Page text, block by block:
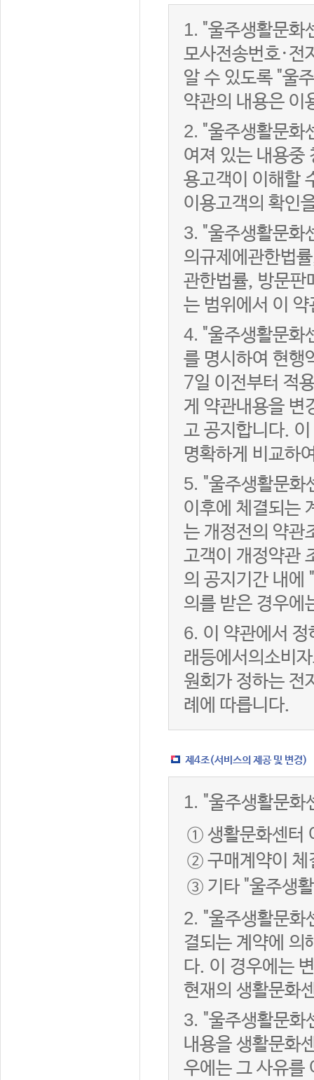
1. "울주생활문화
모사전송번호·전
알 수 있도록 "울
약관의 내용은 이
2. "울주생활문화
여져 있는 내용중
용고객이 이해할
이용고객의 확인
3. "울주생활문화
의규제에관한법
관한법률, 방문판
는 범위에서 이
4. "울주생활문화
를 명시하여 현행
7일 이전부터 적
게 약관내용을 변
고 공지합니다.
명확하게 비교하
5. "울주생활문화
이후에 체결되는
는 개정전의 약관
고객이 개정약관
의 공지기간 내에
의를 받은 경우에
6. 이 약관에서
래등에서의소비
원회가 정하는 전
례에 따릅니다.
제4조(서비스의 제공 및 변경)
1. "울주생활문화
① 생활문화센터
② 구매계약이 체
③ 기타 "울주생
2. "울주생활문화
결되는 계약에 의
다. 이 경우에는
현재의 생활문화
3. "울주생활문화
내용을 생활문화
우에는 그 사유를